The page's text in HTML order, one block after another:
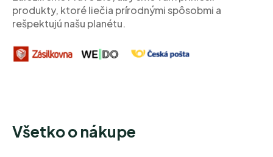
produkty, ktoré liečia prírodnými spôsobmi a
rešpektujú našu planétu.
Všetko o nákupe